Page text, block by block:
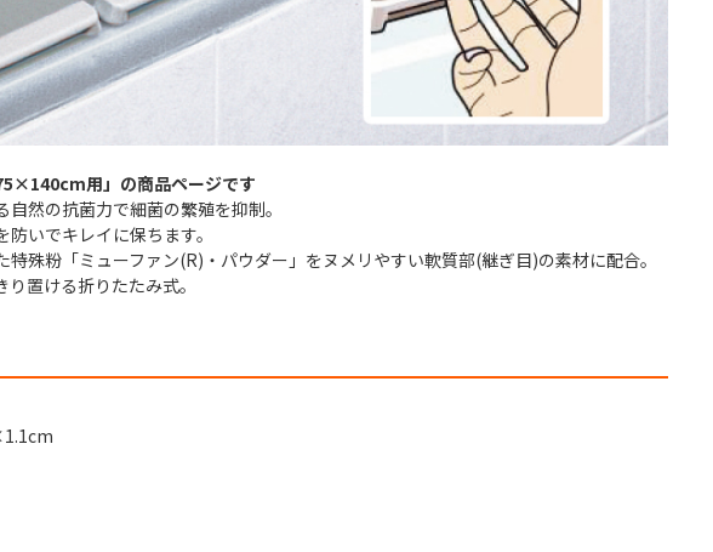
用」の商品ページです
自然の抗菌力で細菌の繁殖を抑制。
防いでキレイに保ちます。
特殊粉「ミューファン(R)・パウダー」をヌメリやすい軟質部(継ぎ目)の素材に配合。
り置ける折りたたみ式。